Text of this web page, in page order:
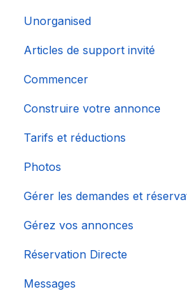
Importation de calendriers
Unorganised
Articles de support invité
Commencer
Construire votre annonce
Tarifs et réductions
Photos
Gérer les demandes et
Gérez vos annonces
Réservation Directe
Messages